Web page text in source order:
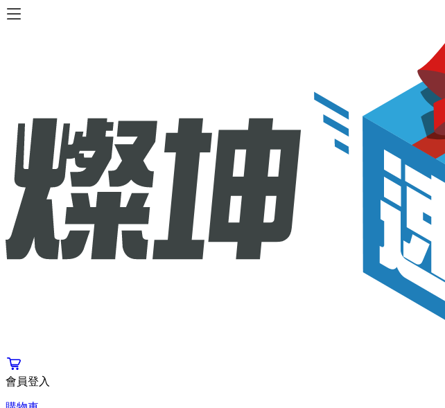
會員登入